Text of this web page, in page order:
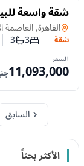
للبيع
شقة واسعة
235م وتشطيب كامل وموقع مميز في R7
شقةفي
القاهرة, العاصمة
شقة عدد غرف
3عدد3
السعر
11,093,000
السابق
الأكثر بحثاً